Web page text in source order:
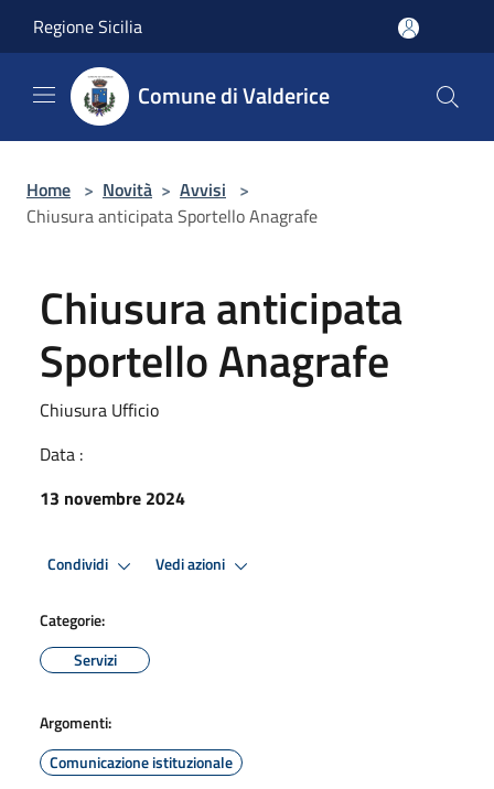
Regione Sicilia
Comune di Valderice
Home > Novità > Avvisi >
Chiusura anticipata Sportello Anagrafe
Chiusura anticipata
Sportello Anagrafe
Chiusura Ufficio
Data :
13 novembre 2024
Condividi Vedi azioni
Categorie:
Servizi
Argomenti:
Comunicazione istituzionale